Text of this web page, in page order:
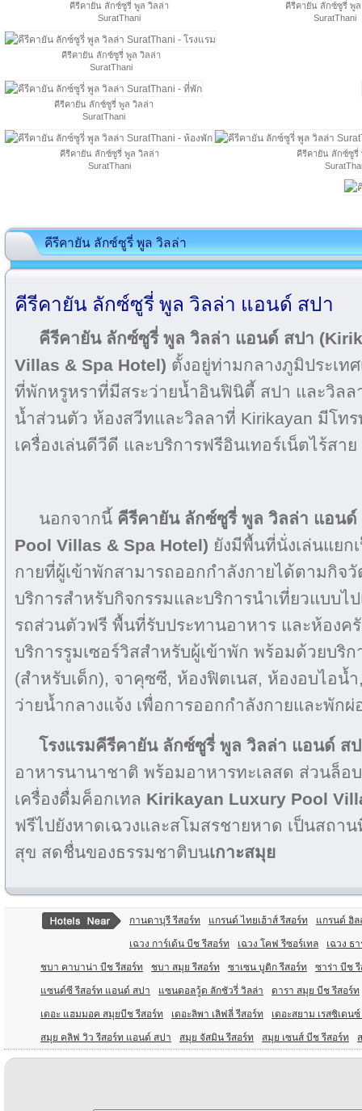
คีรีคายัน ลักซ์ซูรี่ พูล วิลล่า
SuratThani
คีรีคายัน ลักซ์ซูรี่ พู
SuratThani
คีรีคายัน ลักซ์ซูรี่ พูล วิลล่า
SuratThani
คีรีคายัน ลักซ์ซูรี่ พูล วิลล่า
SuratThani
คีรีคายัน ลักซ์ซูรี่ พูล วิลล่า
SuratThani
คีรีคายัน ลักซ์ซูรี่
คีรีคายัน ลักซ์ซูรี่ พูล วิลล่า
คีรีคายัน ลักซ์ซูรี่ พูล วิลล่า แอนด์ สปา
คีรีคายัน ลักซ์ซูรี่ พูล วิลล่า แอนด์ สปา
Villas & Spa Hotel) ตั้งอยู่ท่ามกลางภูมิประเท
ที่พักหรูหราที่มีสระว่ายน้ำอินฟินิตี้ สปา และวิลล
น้ำส่วนตัว ห้องสวีทและวิลลาที่ Kirikayan มีโท
เครื่องเล่นดีวีดี และบริการฟรีอินเทอร์เน็ตไร้สาย
นอกจากนี้ คีรีคายัน ลักซ์ซูรี่ พูล วิลล่า แอน
Pool Villas & Spa Hotel) ยังมีพื้นที่นั่งเล่นแยก
กายที่ผู้เข้าพักสามารถออกกำลังกายได้ตามกิจ
บริการสำหรับกิจกรรมและบริการนำเที่ยวแบบไ
รถส่วนตัวฟรี พื้นที่รับประทานอาหาร และห้องค
บริการรูมเซอร์วิสสำหรับผู้เข้าพัก พร้อมด้วยบริ
(สำหรับเด็ก), จาคุซซี, ห้องฟิตเนส, ห้องอบไอน้
ว่ายน้ำกลางแจ้ง เพื่อการออกกำลังกายและพัก
โรงแรมคีรีคายัน ลักซ์ซูรี่ พูล วิลล่า แอนด์ ส
อาหารนานาชาติ พร้อมอาหารทะเลสด ส่วนล็อ
เครื่องดื่มค็อกเทล Kirikayan Luxury Pool
ฟรีไปยังหาดเฉวงและสโมสรชายหาด เป็นสถา
สุข สดชื่นของธรรมชาติบนเกาะสมุย
กานดาบุรี รีสอร์ท แกรนด์ ไทยเฮ้าส์ รีสอร์ท แกรนด์ ฮิล
เฉวง การ์เด้น บีช รีสอร์ท เฉวง โคฟ รีซอร์เทล เฉวง ธ
ชบา คาบาน่า บีช รีสอร์ท ชบา สมุย รีสอร์ท ซาเซน บูติก รีสอร์ท ซาร่า บีช
แซนด์ซี รีสอร์ท แอนด์ สปา แซนดอลวู้ด ลักชัวรี่ วิลล่า ดารา สมุย บีช รีสอร์ท
เดอะ แฮมมอค สมุยบีช รีสอร์ท เดอะลิพา เลิฟลี่ รีสอร์ท เดอะสยาม เรสซิเดน
สมุย คลิฟ วิว รีสอร์ท แอนด์ สปา สมุย จัสมิน รีสอร์ท สมุย เซนส์ บีช รีสอร์ท